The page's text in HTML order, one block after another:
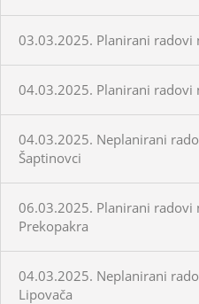
03.03.2025. Planirani radovi
04.03.2025. Planirani radovi
04.03.2025. Neplanirani
Šaptinovci
06.03.2025. Planirani radovi
Prekopakra
04.03.2025. Neplanirani
Lipovača